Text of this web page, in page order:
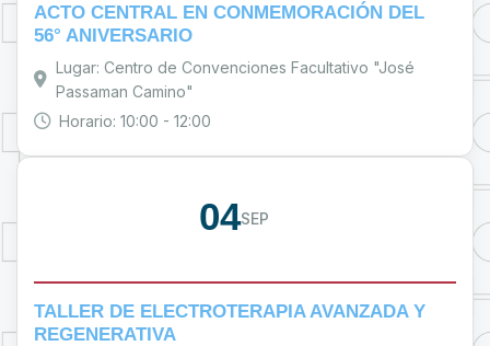
ACTO CENTRAL EN CONMEMORACIÓN DEL
56° ANIVERSARIO
Lugar: Centro de Convenciones Facultativo "José
Passaman Camino"
Horario: 10:00 - 12:00
04SEP
TALLER DE ELECTROTERAPIA AVANZADA Y
REGENERATIVA